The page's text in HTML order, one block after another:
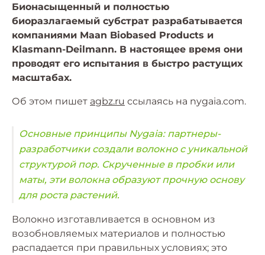
Бионасыщенный и полностью
биоразлагаемый субстрат разрабатывается
компаниями Maan Biobased Products и
Klasmann-Deilmann. В настоящее время они
проводят его испытания в быстро растущих
масштабах.
Об этом пишет agbz.ru ссылаясь на nygaia.com.
Основные принципы Nygaia: партнеры-
разработчики создали волокно с уникальной
структурой пор. Скрученные в пробки или
маты, эти волокна образуют прочную основу
для роста растений.
Волокно изготавливается в основном из
возобновляемых материалов и полностью
распадается при правильных условиях; это